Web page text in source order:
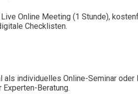
Online Meeting (1 Stunde),
Checklisten.
als individuelles Online-Seminar
Beratung.